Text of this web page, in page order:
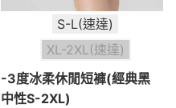
S-L(速達)
XL-2XL(速達)
-3度冰柔休閒短褲(經典黑
中性S-2XL)